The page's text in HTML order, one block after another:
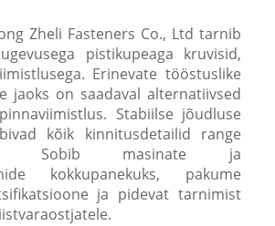
Zheli Fasteners Co., Ltd tarnib
pistikupeaga kruvisid,
Erinevate tööstuslike
jaoks on saadaval alternatiivsed
Stabiilse jõudluse
kõik kinnitusdetailid range
Sobib masinate ja
kokkupanekuks, pakume
ja pidevat tarnimist